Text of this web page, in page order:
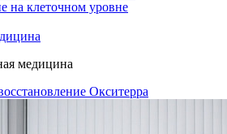
на клеточном уровне
медицина
Окситерра